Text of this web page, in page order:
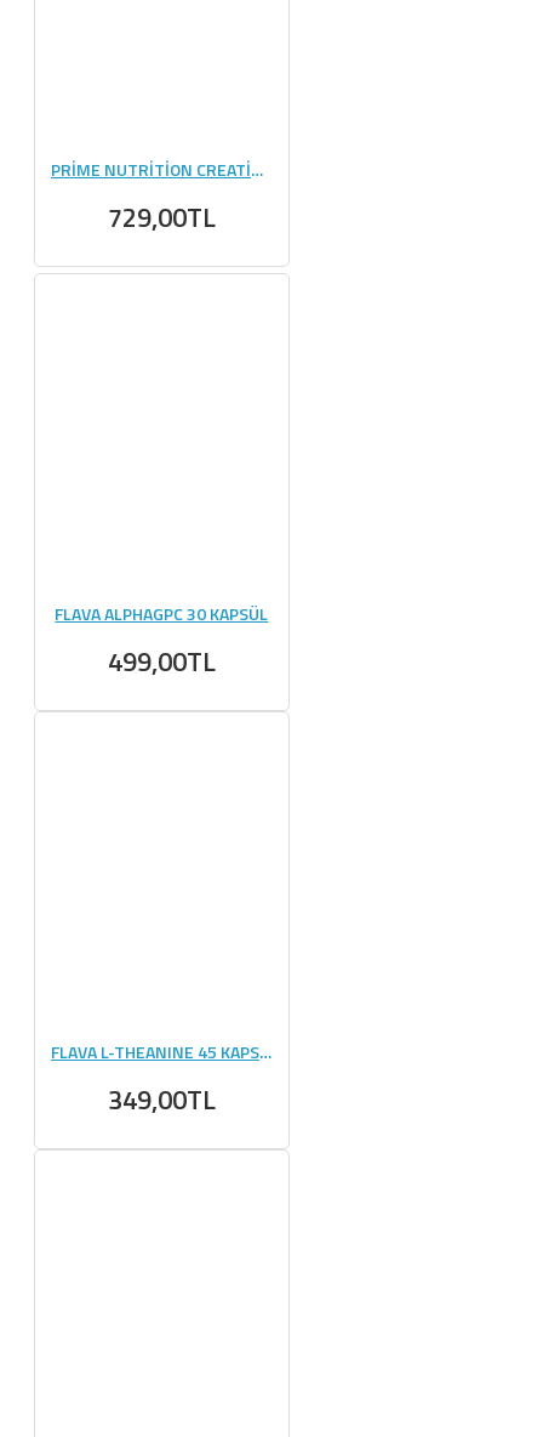
PRİME NUTRİTİON CREATİNE 420 GR CHERRY BLAST
729,00TL
FLAVA ALPHAGPC 30 KAPSÜL
499,00TL
FLAVA L-THEANINE 45 KAPSÜL
349,00TL